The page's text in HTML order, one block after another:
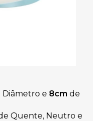
Diâmetro e 8cm de
Quente, Neutro e